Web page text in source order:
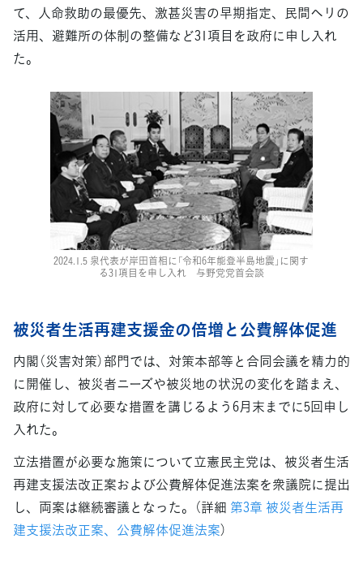
て、人命救助の最優先、激甚災害の早期指定、民間ヘリの
活用、避難所の体制の整備など31項目を政府に申し入れ
た。
2024.1.5 泉代表が岸田首相に「令和6年能登半島地震」に関す
る31項目を申し入れ 与野党党首会談
被災者生活再建支援金の倍増と公費解体促進
内閣（災害対策）部門では、対策本部等と合同会議を精力的
に開催し、被災者ニーズや被災地の状況の変化を踏まえ、
政府に対して必要な措置を講じるよう6月末までに5回申し
入れた。
立法措置が必要な施策について立憲民主党は、被災者生活
再建支援法改正案および公費解体促進法案を衆議院に提出
し、両案は継続審議となった。（詳細 第3章 被災者生活再
建支援法改正案、公費解体促進法案）